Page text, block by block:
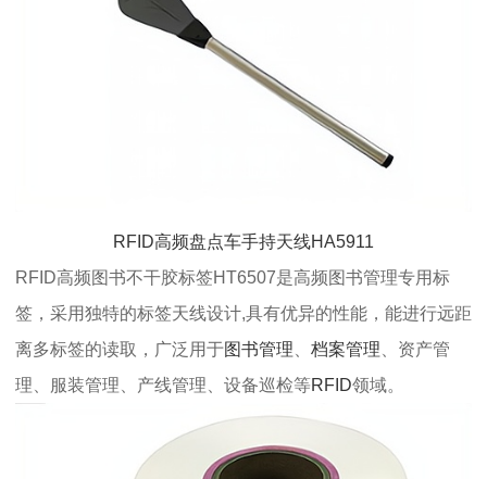
RFID高频盘点车手持天线HA5911
RFID高频图书不干胶标签HT6507是高频图书管理专用标
签，采用独特的标签天线设计,具有优异的性能，能进行远距
离多标签的读取，广泛用于图书管理 档案管理 、资产管
理、服装管理、产线管理、设备巡检等RFID领域。